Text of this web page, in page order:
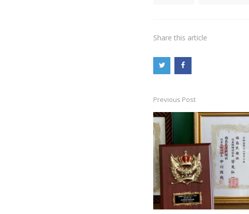
Share this article
Post
navigation
Previous Post